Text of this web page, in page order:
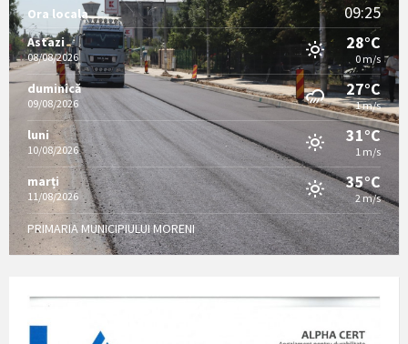
Ora locala 09:25
Astazi
08/08/2026
28°C
0 m/s
duminică
09/08/2026
27°C
1 m/s
luni
10/08/2026
31°C
1 m/s
marți
11/08/2026
35°C
2 m/s
PRIMARIA MUNICIPIULUI MORENI